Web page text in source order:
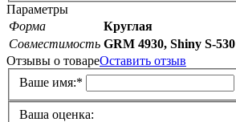
Параметры
Форма
Круглая
Совместимость GRM 4930, Shiny S-530
Отзывы о товареОставить отзыв
Ваше имя:*
Ваша оценка: